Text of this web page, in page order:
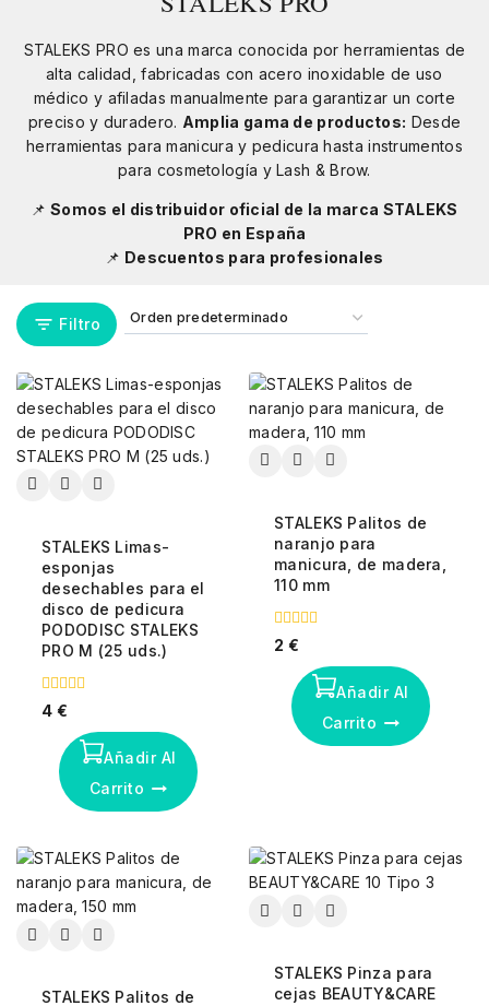
STALEKS PRO es una marca conocida por herramientas de
alta calidad, fabricadas con acero inoxidable de uso
médico y afiladas manualmente para garantizar un corte
preciso y duradero. Amplia gama de productos: Desde
herramientas para manicura y pedicura hasta instrumentos
para cosmetología y Lash & Brow.
📌 Somos el distribuidor oficial de la marca STALEKS
PRO en España
📌 Descuentos para profesionales
Filtro
STALEKS Limas-
esponjas
desechables para el
disco de pedicura
PODODISC STALEKS
PRO M (25 uds.)
0
fuera
4 €
Añadir Al
Carrito
STALEKS Palitos de
naranjo para
manicura, de madera,
110 mm
0
fuera
2 €
Añadir Al
Carrito
STALEKS Palitos de
STALEKS Pinza para
cejas BEAUTY&CARE